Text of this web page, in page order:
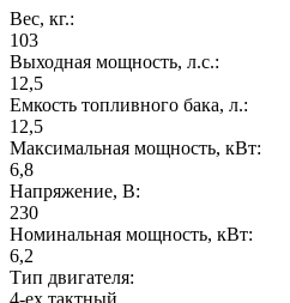
Вес, кг.:
103
Выходная мощность, л.с.:
12,5
Емкость топливного бака, л.:
12,5
Максимальная мощность, кВт:
6,8
Напряжение, В:
230
Номинальная мощность, кВт:
6,2
Тип двигателя: